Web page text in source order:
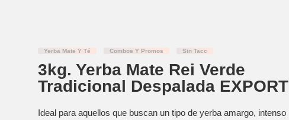
Yerba Mate Y Té Combos Y Promos Sin Tacc
3kg. Yerba Mate Rei Verde
Tradicional Despalada EXPORT
Ideal para aquellos que buscan un tipo de yerba amargo, intenso